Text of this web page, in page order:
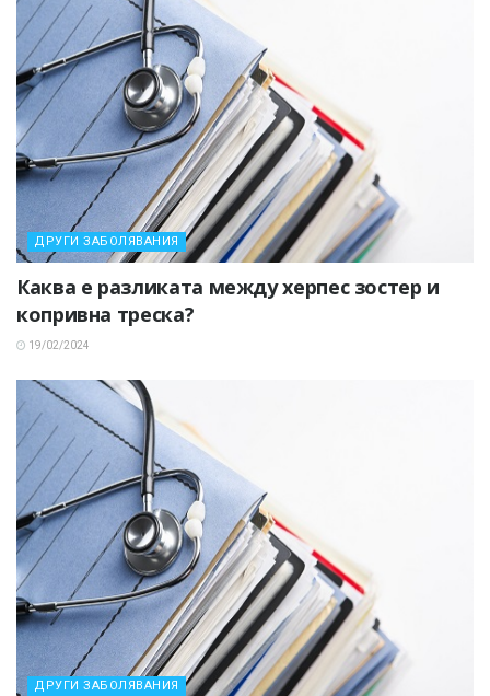
ДРУГИ ЗАБОЛЯВАНИЯ
Каква е разликата между херпес зостер и
копривна треска?
19/02/2024
ДРУГИ ЗАБОЛЯВАНИЯ